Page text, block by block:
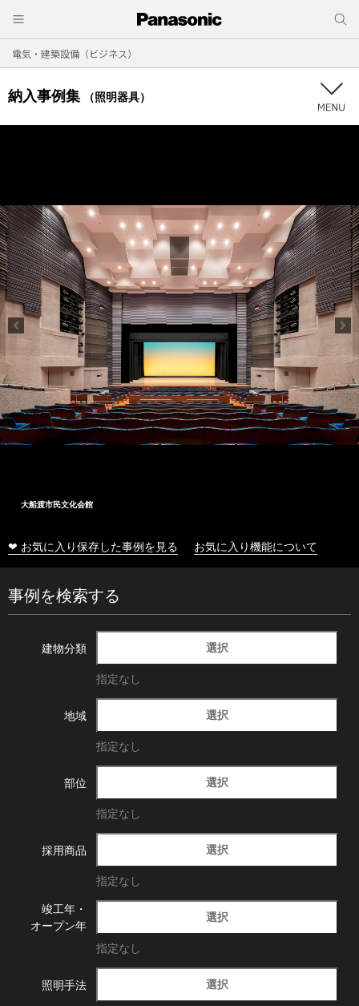
電気・建築設備（ビジネス）
納入事例集 （照明器具）
大船渡市民文化会館
❤ お気に入り保存した事例を見る お気に入り機能について
事例を検索する
建物分類 選択
指定なし
地域 選択
指定なし
部位 選択
指定なし
採用商品 選択
指定なし
竣工年・
オープン年
選択
指定なし
照明手法 選択